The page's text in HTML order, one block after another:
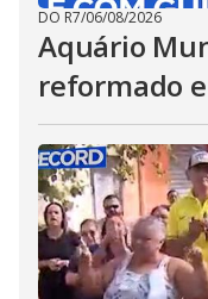
DO R7/06/08/2026
Aquário
reformado